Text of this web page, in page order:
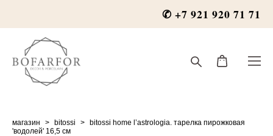
✆ +7 921 920 71 71
магазин > bitossi >
bitossi home l’astrologia. тарелка пирожковая
'водолей' 16,5 см